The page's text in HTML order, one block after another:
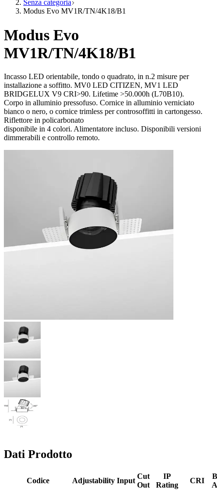
Senza categoria
Modus Evo MV1R/TN/4K18/B1
Modus Evo
MV1R/TN/4K18/B1
Incasso LED orientabile, tondo o quadrato, in n.2 misure per
installazione a soffitto. MV0 LED CITIZEN, MV1 LED
BRIDGELUX V9 CRI>90. Lifetime >50.000h (L70B10).
Corpo in alluminio pressofuso. Cornice in alluminio verniciato
bianco o nero, o cornice trimless per controsoffitti in cartongesso.
Riflettore in policarbonato
disponibile in 4 colori. Alimentatore incluso. Disponibili versioni
dimmerabili e controllo remoto.
Dati Prodotto
Codice Adjustability Input
Cut
Out
IP
Rating
CRI